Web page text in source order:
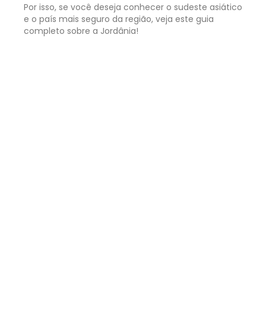
Por isso, se você deseja conhecer o sudeste asiático
e o país mais seguro da região, veja este guia
completo sobre a Jordânia!